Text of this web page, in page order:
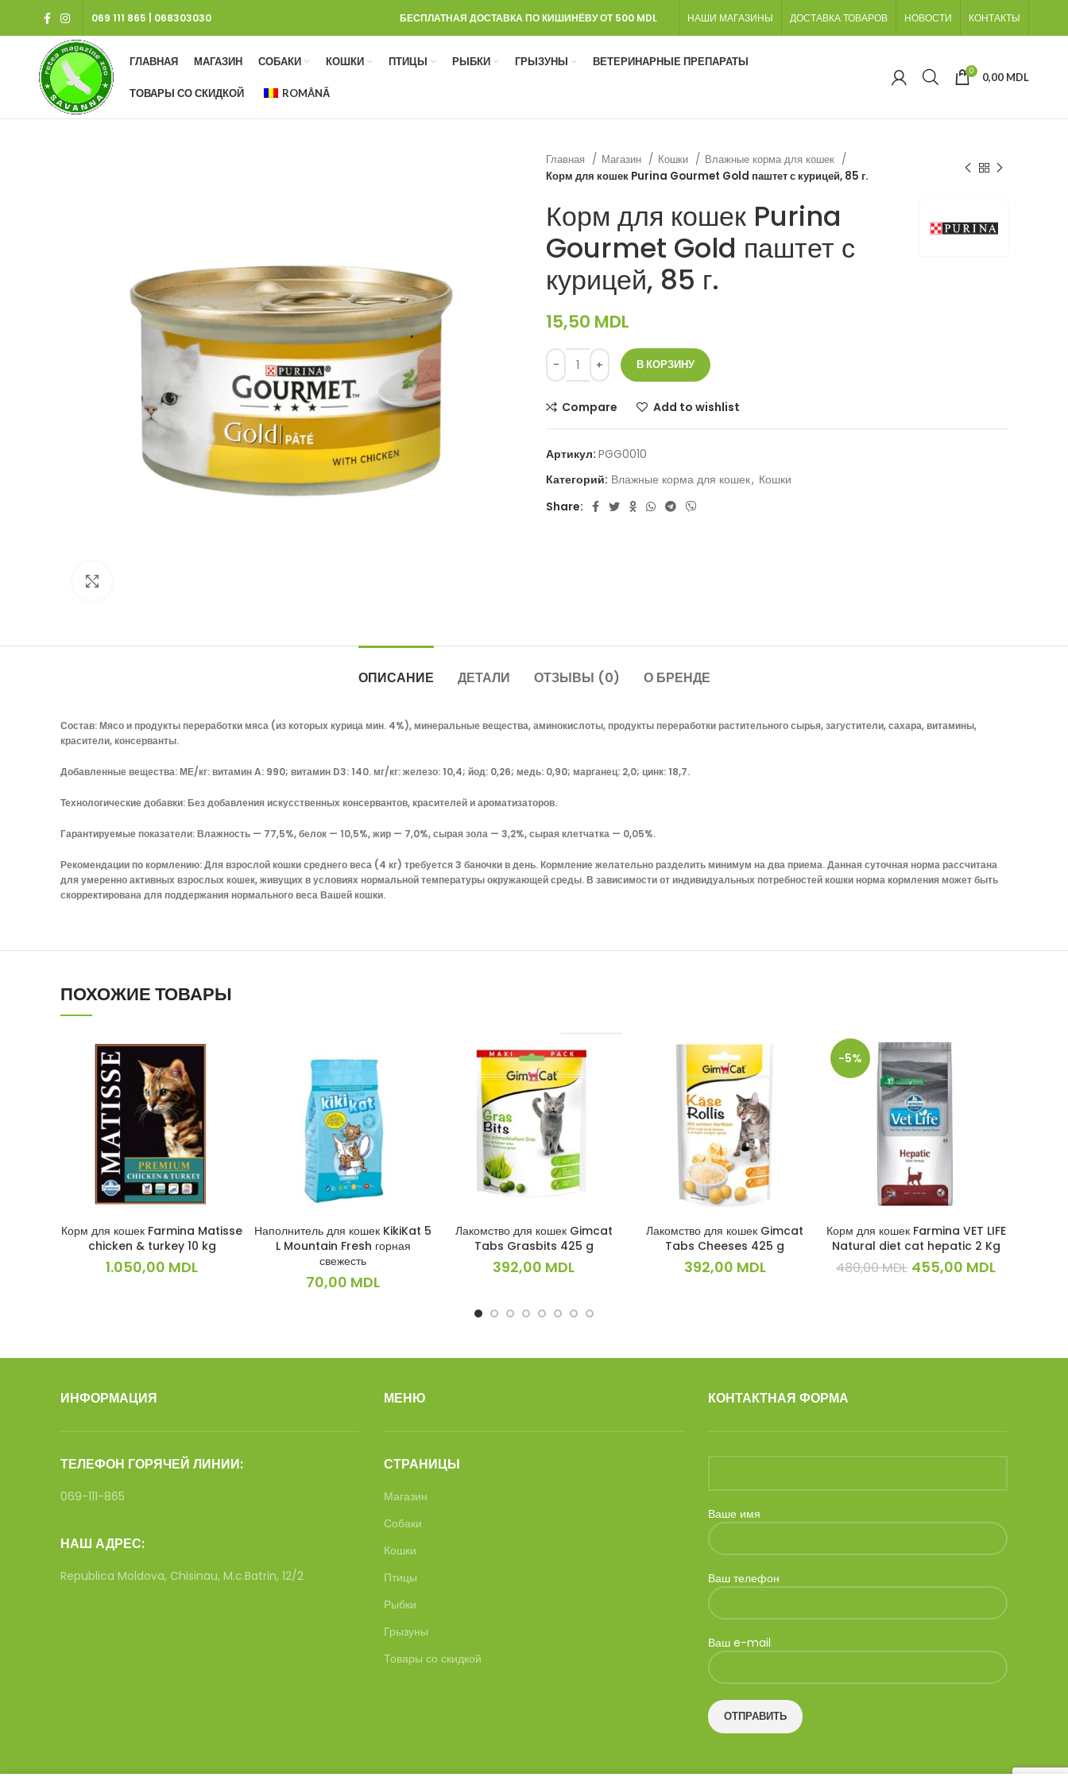
069 111 865 068303030 БЕСПЛАТНАЯ ДОСТАВКА ПО КИШИНЁВУ ОТ 500 MDL НАШИ МАГАЗИНЫ ДОСТАВКА ТОВАРОВ НОВОСТИ КОНТАКТЫ
ГЛАВНАЯ МАГАЗИН СОБАКИ КОШКИ ПТИЦЫ РЫБКИ ГРЫЗУНЫ ВЕТЕРИНАРНЫЕ ПРЕПАРАТЫ
ТОВАРЫ СО СКИДКОЙ ROMÂNĂ
0 0,00 MDL
Главная Магазин Кошки
Влажные корма для кошек
Корм для кошек Purina Gourmet Gold паштет с курицей, 85 г.
Корм для кошек Purina
Gourmet Gold паштет с
курицей, 85 г.
15,50 MDL
В КОРЗИНУ
Compare Add to wishlist
Артикул: PGG0010
Категорий: Влажные корма для кошек, Кошки
Share:
ОПИСАНИЕ ДЕТАЛИ ОТЗЫВЫ (0) О БРЕНДЕ
Состав: Мясо и продукты переработки мяса (из которых курица мин. 4%), минеральные вещества, аминокислоты, продукты переработки растительного сырья, загустители, сахара, витамины,
красители, консерванты.
Добавленные вещества: МЕ/кг: витамин A: 990; витамин D3: 140. мг/кг: железо: 10,4; йод: 0,26; медь: 0,90; марганец: 2,0; цинк: 18,7.
Технологические добавки: Без добавления искусственных консервантов, красителей и ароматизаторов.
Гарантируемые показатели: Влажность — 77,5%, белок — 10,5%, жир — 7,0%, сырая зола — 3,2%, сырая клетчатка — 0,05%.
Рекомендации по кормлению: Для взрослой кошки среднего веса (4 кг) требуется 3 баночки в день. Кормление желательно разделить минимум на два приема. Данная суточная норма рассчитана
для умеренно активных взрослых кошек, живущих в условиях нормальной температуры окружающей среды. В зависимости от индивидуальных потребностей кошки норма кормления может быть
скорректирована для поддержания нормального веса Вашей кошки.
ПОХОЖИЕ ТОВАРЫ
В КОРЗИНУ
Корм для кошек Farmina Matisse
chicken & turkey 10 kg
1.050,00 MDL
В КОРЗИНУ
Наполнитель для кошек KikiKat 5
L Mountain Fresh горная
свежесть
70,00 MDL
В КОРЗИНУ
Лакомство для кошек Gimcat
Tabs Grasbits 425 g
392,00 MDL
В КОРЗИНУ
Лакомство для кошек Gimcat
Tabs Cheeses 425 g
392,00 MDL
-5%
В КОРЗИНУ
Корм для кошек Farmina VET LIFE
Natural diet cat hepatic 2 Kg
480,00MDL Первоначальная
455,00 MDLТекущая
ИНФОРМАЦИЯ
ТЕЛЕФОН ГОРЯЧЕЙ ЛИНИИ:
069-111-865
НАШ АДРЕС:
Republica Moldova, Chisinau, M.c.Batrin, 12/2
МЕНЮ
СТРАНИЦЫ
Магазин
Собаки
Кошки
Птицы
Рыбки
Грызуны
Товары со скидкой
КОНТАКТНАЯ ФОРМА
Ваше имя
Ваш телефон
Ваш e-mail